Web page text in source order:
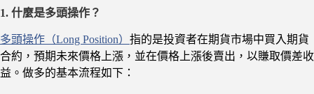
1. 什麼是多頭操作？
多頭操作（Long Position） 指的是投資者在期貨市場中買入期貨
合約，預期未來價格上漲，並在價格上漲後賣出，以賺取價差收
益。做多的基本流程如下：